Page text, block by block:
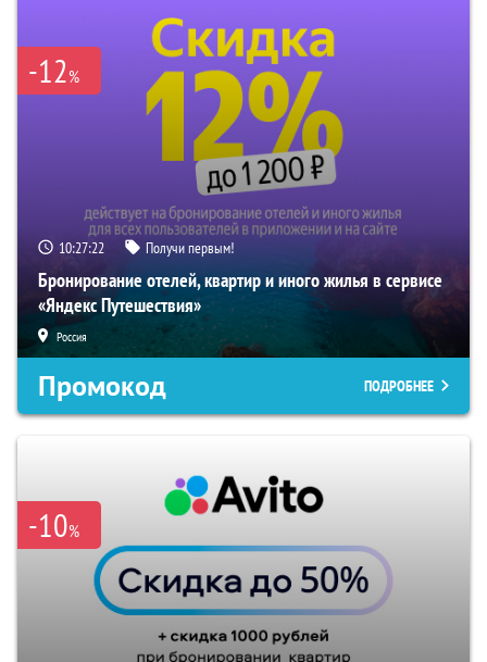
-12%
10:27:21 Получи первым!
Бронирование отелей, квартир и иного жилья в сервисе
«Яндекс Путешествия»
Россия
Промокод ПОДРОБНЕЕ
-10%